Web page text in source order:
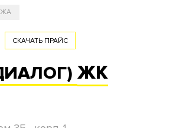
СКАЧАТЬ ПРАЙС
ЖК